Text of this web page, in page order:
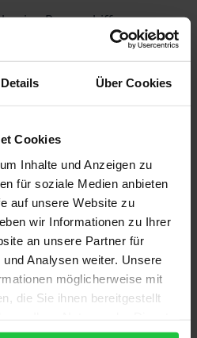
Details Über Cookies
Cookies
Inhalte und Anzeigen zu
für soziale Medien anbieten
auf unsere Website zu
wir Informationen zu Ihrer
an unsere Partner für
Analysen weiter. Unsere
möglicherweise mit
die Sie ihnen bereitgestellt
Raumschiff
Voyager, Deep
und Picard ist Star
und der
die wohl
Science Fiction-Serie
der vertiefende Blick auf
anhand der
praxisnahe Lehren und
Führen in der
Leser teilhaben an den
der Führungskräfte der
aus der Zukunft – aus den
dazu beitragen, das